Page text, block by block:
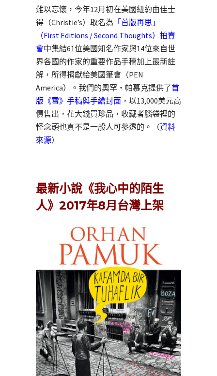
難以忘懷，今年12月初在美國紐約由佳士
得（Christie’s）取名為 「首版再思」
（First Editions / Second Thoughts）拍賣
會中集結61位美國知名作家與14位來自世
界各國的作家的重要作品手稿加上最新註
解，所得捐獻給美國筆會（PEN
America）。我們的奧罕‧帕慕克提供了首
版《雪》手稿與手繪封面 ，以13,000美元高
價售出，花大錢買珍品，收藏者腦袋裡的
怪念頭也真不是一般人可參透的。（資料
來源）
最新小說《我心中的陌生
人》2017年8月台灣上架